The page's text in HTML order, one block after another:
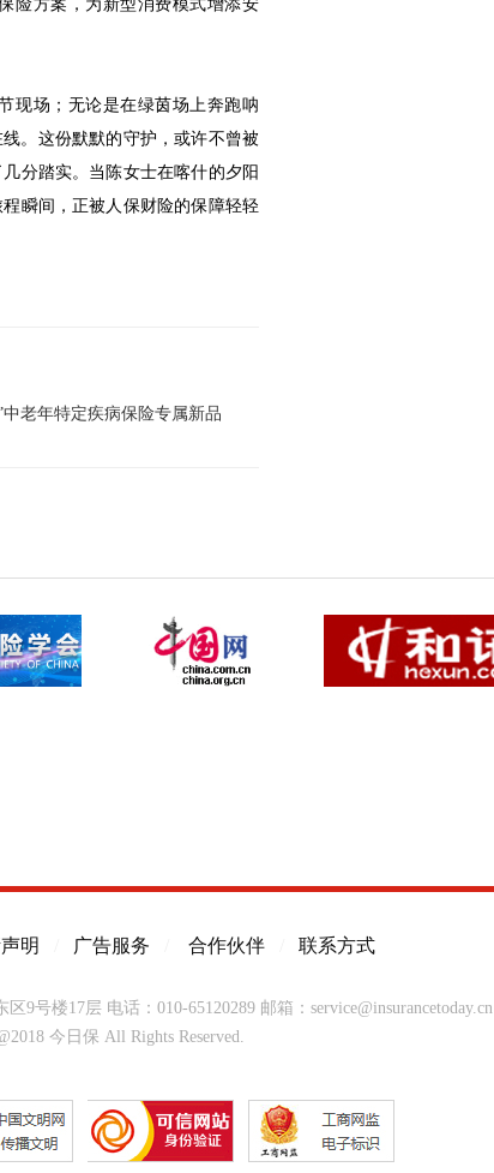
险方案，为新型消费模式增添安
现场；无论是在绿茵场上奔跑呐
。这份默默的守护，或许不曾被
分踏实。当陈女士在喀什的夕阳
瞬间，正被人保财险的保障轻轻
老年特定疾病保险专属新品
明 广告服务 合作伙伴 联系方式
区9号楼17层 电话：010-65120289 邮箱：service@insurancetoday.cn
今日保 All Rights Reserved.